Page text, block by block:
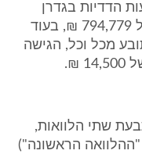
הדדיות בגדרן
תבע התובע מן הנתבע את הסך של 794,779 ₪, בעוד
מכל וכל, הגישה
₪.
שתי הלוואות,
(להלן: "ההלוואה הראשונה")